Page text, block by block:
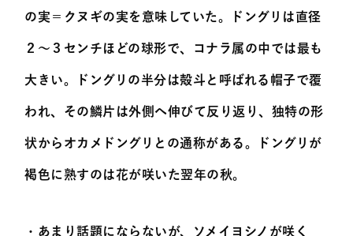
の実＝クヌギの実を意味していた。ドングリは直径
２～３センチほどの球形で、コナラ属の中では最も
大きい。ドングリの半分は殻斗と呼ばれる帽子で覆
われ、その鱗片は外側へ伸びて反り返り、独特の形
状からオカメドングリとの通称がある。ドングリが
褐色に熟すのは花が咲いた翌年の秋。
・あまり話題にならないが、ソメイヨシノが咲く